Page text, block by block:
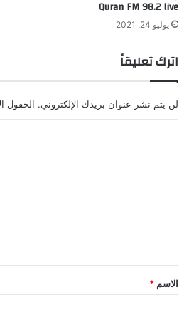
Quran FM 98.2 live
يوليو 24, 2021
اترك تعليقاً
لن يتم نشر عنوان بريدك الإلكتروني. الحقول
*
الاسم *